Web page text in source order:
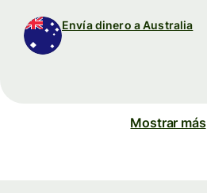
Envía dinero a Australia
Mostrar más